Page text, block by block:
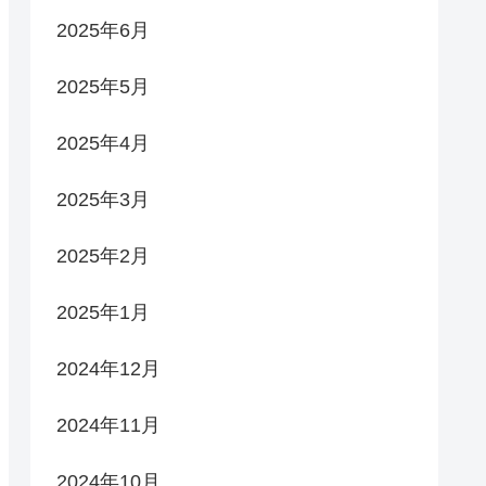
2025年6月
2025年5月
2025年4月
2025年3月
2025年2月
2025年1月
2024年12月
2024年11月
2024年10月